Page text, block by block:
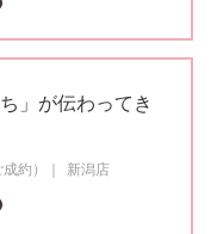
」が伝わってき
約）
新潟店